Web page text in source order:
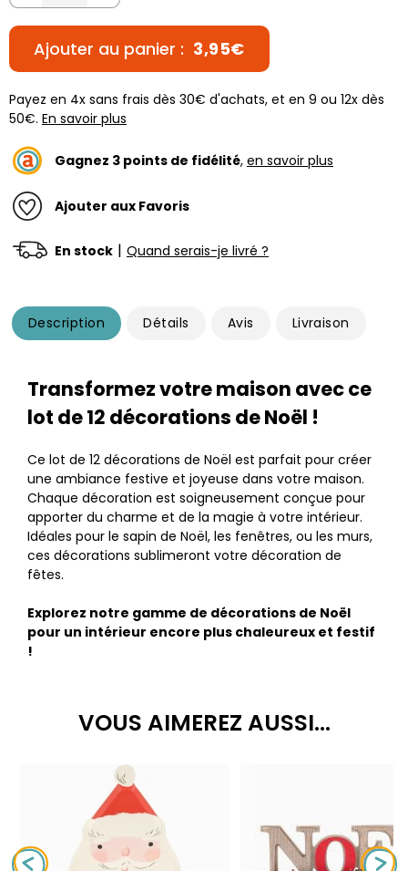
Ajouter au panier : 3,95€
Payez en 4x sans frais dès 30€ d'achats, et en 9 ou 12x dès
50€. En savoir plus
Gagnez 3 points de fidélité, en savoir plus
Ajouter aux Favoris
En stock | Quand serais-je livré ?
Description Détails Avis Livraison
Transformez votre maison avec ce
lot de 12 décorations de Noël !
Ce lot de 12 décorations de Noël est parfait pour créer
une ambiance festive et joyeuse dans votre maison.
Chaque décoration est soigneusement conçue pour
apporter du charme et de la magie à votre intérieur.
Idéales pour le sapin de Noël, les fenêtres, ou les murs,
ces décorations sublimeront votre décoration de
fêtes.
Explorez notre gamme de décorations de Noël
pour un intérieur encore plus chaleureux et festif
!
VOUS AIMEREZ AUSSI...